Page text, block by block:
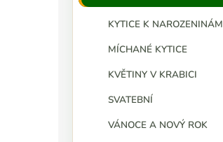
KYTICE K NAROZENINÁM
MÍCHANÉ KYTICE
KVĚTINY V KRABICI
SVATEBNÍ
VÁNOCE A NOVÝ ROK